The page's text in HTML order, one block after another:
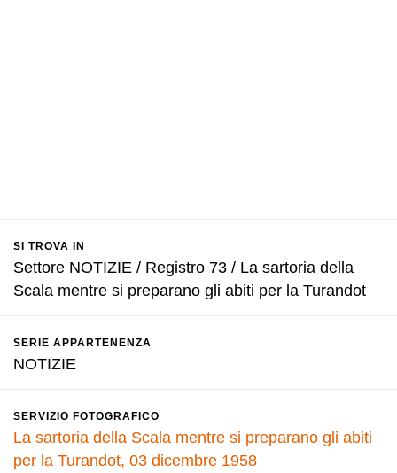
SI TROVA IN
Settore NOTIZIE / Registro 73 / La sartoria della
Scala mentre si preparano gli abiti per la Turandot
SERIE APPARTENENZA
NOTIZIE
SERVIZIO FOTOGRAFICO
La sartoria della Scala mentre si preparano gli abiti
per la Turandot, 03 dicembre 1958